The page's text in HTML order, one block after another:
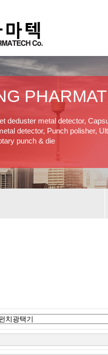
deduster metal detector,
detector, Punch polisher,
punch & die